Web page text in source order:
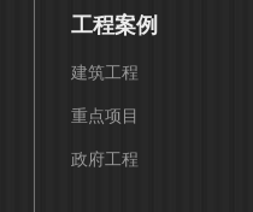
工程案例
建筑工程
重点项目
政府工程